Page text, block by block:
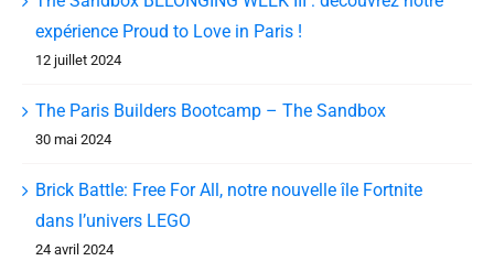
expérience Proud to Love in Paris !
12 juillet 2024
The Paris Builders Bootcamp – The Sandbox
30 mai 2024
Brick Battle: Free For All, notre nouvelle île Fortnite
dans l’univers LEGO
24 avril 2024